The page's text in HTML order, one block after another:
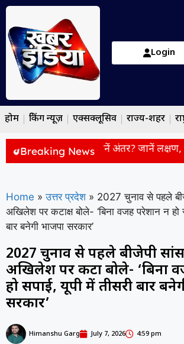
Login
होम ब्रेकिंग न्यूज़ एक्सक्लूसिव राज्य-शहर
Breaking News
एक्जिमा: कैसे पहचानें अंतर? जानें लक्षण,
Home » उत्तर प्रदेश » 2027 चुनाव से पहले
अखिलेश पर कटाक्ष बोले- ‘बिना वजह परेशान न हो
बार बनेगी भाजपा सरकार’
2027 चुनाव से पहले बीजेपी
अखिलेश पर कटाक्ष बोले- ‘बिना
हो सपाई, यूपी में तीसरी बार
सरकार’
Himanshu Garg July 7, 2026 4:59 pm